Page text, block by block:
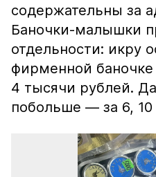
содержательны за
Баночки-малышки
отдельности: икру
фирменной
4 тысячи рублей.
побольше — за 6, 10